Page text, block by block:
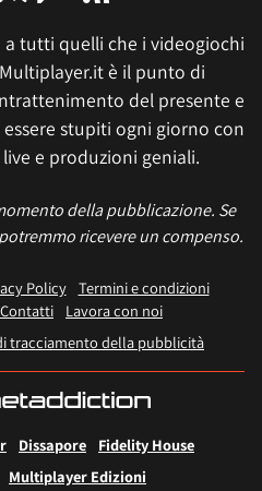
tutti quelli che i videogiochi
è il punto di
del presente e
stupiti ogni giorno con
e produzioni geniali.
della pubblicazione. Se
ricevere un compenso.
Policy
Termini e condizioni
Contatti
Lavora con noi
tracciamento della pubblicità
Dissapore
Fidelity House
Multiplayer Edizioni